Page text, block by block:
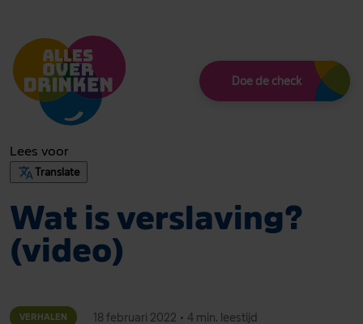
Doe de check
Lees voor
Translate
Wat is verslaving?
(video)
VERHALEN 18 februari 2022 • 4 min. leestijd